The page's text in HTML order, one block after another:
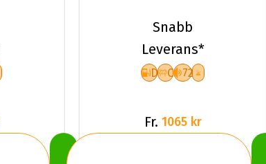
PL02 XL
Friktion
2025
Snabb
Leverans*
D C 72
Fr. 1065 kr